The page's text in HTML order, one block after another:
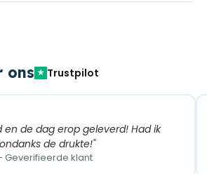
ons ★ Trustpilot
en de dag erop geleverd! Had ik
de drukte!"
Geverifieerde klant